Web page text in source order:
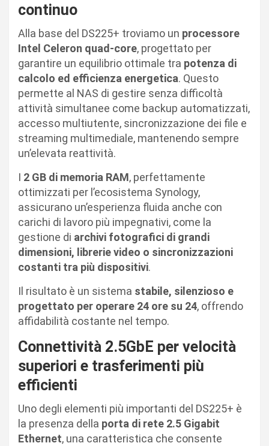
continuo
Alla base del DS225+ troviamo un processore
Intel Celeron quad-core, progettato per
garantire un equilibrio ottimale tra potenza di
calcolo ed efficienza energetica. Questo
permette al NAS di gestire senza difficoltà
attività simultanee come backup automatizzati,
accesso multiutente, sincronizzazione dei file e
streaming multimediale, mantenendo sempre
un’elevata reattività.
I 2 GB di memoria RAM, perfettamente
ottimizzati per l’ecosistema Synology,
assicurano un’esperienza fluida anche con
carichi di lavoro più impegnativi, come la
gestione di archivi fotografici di grandi
dimensioni, librerie video o sincronizzazioni
costanti tra più dispositivi.
Il risultato è un sistema stabile, silenzioso e
progettato per operare 24 ore su 24, offrendo
affidabilità costante nel tempo.
Connettività 2.5GbE per velocità
superiori e trasferimenti più
efficienti
Uno degli elementi più importanti del DS225+ è
la presenza della porta di rete 2.5 Gigabit
Ethernet, una caratteristica che consente